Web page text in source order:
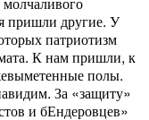
пришли другие. У
патриотизм
К нам пришли, к
полы.
За «защиту»
и бЕндеровцев»